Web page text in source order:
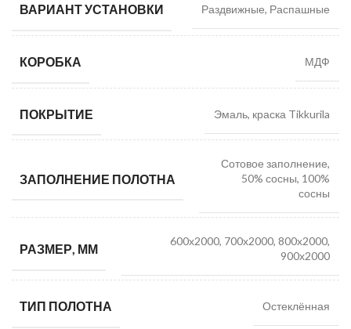
ВАРИАНТ УСТАНОВКИ Раздвижные, Распашные
КОРОБКА МДФ
ПОКРЫТИЕ Эмаль, краска Tikkurila
ЗАПОЛНЕНИЕ ПОЛОТНА
Сотовое заполнение,
50% сосны, 100%
сосны
РАЗМЕР, ММ
600х2000, 700х2000, 800х2000,
900х2000
ТИП ПОЛОТНА Остеклённая